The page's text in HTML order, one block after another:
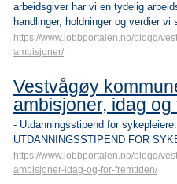
arbeidsgiver har vi en tydelig
handlinger, holdninger og verdier vi
https://www.jobbportalen.no/blogg/
ambisjoner/
Vestvågøy
ambisjoner, idag og
- Utdanningsstipend for sykepleiere.
UTDANNINGSSTIPEND FOR
https://www.jobbportalen.no/blogg/
ambisjoner-idag-og-for-fremtiden/